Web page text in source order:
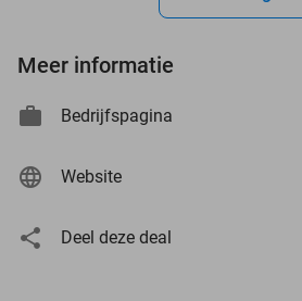
Meer informatie
Bedrijfspagina
Website
Deel deze deal